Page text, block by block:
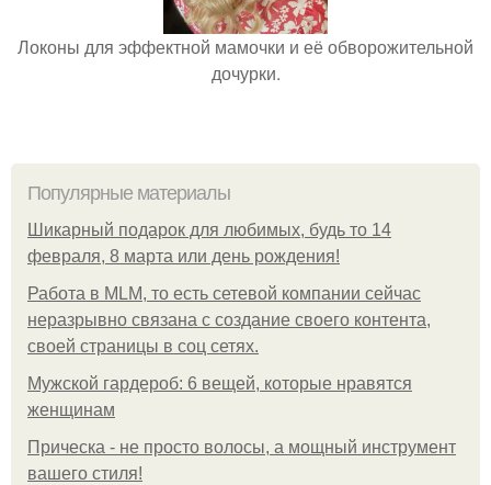
Локоны для эффектной мамочки и её обворожительной
дочурки.
Популярные материалы
Шикарный подарок для любимых, будь то 14
февраля, 8 марта или день рождения!
Работа в MLM, то есть сетевой компании сейчас
неразрывно связана с создание своего контента,
своей страницы в соц сетях.
Мужской гардероб: 6 вещей, которые нравятся
женщинам
Прическа - не просто волосы, а мощный инструмент
вашего стиля!